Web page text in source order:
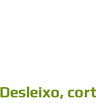
Desleixo,